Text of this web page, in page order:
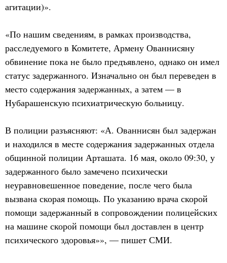
агитации)».
«По нашим сведениям, в рамках производства,
расследуемого в Комитете, Армену Ованнисяну
обвинение пока не было предъявлено, однако он имел
статус задержанного. Изначально он был переведен в
место содержания задержанных, а затем — в
Нубарашенскую психиатрическую больницу.
В полиции разъясняют: «А. Ованнисян был задержан
и находился в месте содержания задержанных отдела
общинной полиции Арташата. 16 мая, около 09:30, у
задержанного было замечено психически
неуравновешенное поведение, после чего была
вызвана скорая помощь. По указанию врача скорой
помощи задержанный в сопровождении полицейских
на машине скорой помощи был доставлен в центр
психического здоровья»», — пишет СМИ.